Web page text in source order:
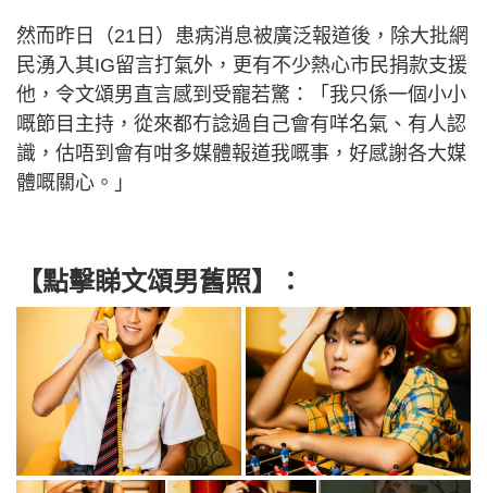
然而昨日（21日）患病消息被廣泛報道後，除大批網
民湧入其IG留言打氣外，更有不少熱心市民捐款支援
他，令文頌男直言感到受寵若驚：「我只係一個小小
嘅節目主持，從來都冇諗過自己會有咩名氣、有人認
識，估唔到會有咁多媒體報道我嘅事，好感謝各大媒
體嘅關心。」
【點擊睇文頌男舊照】：